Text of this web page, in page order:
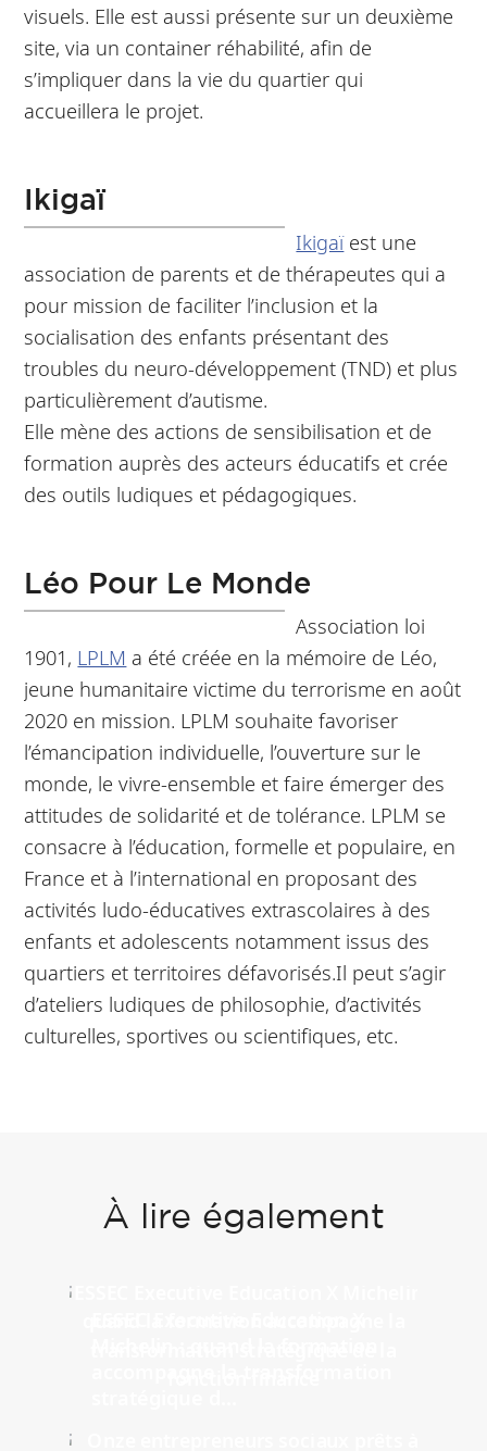
visuels. Elle est aussi présente sur un deuxième
site, via un container réhabilité, afin de
s’impliquer dans la vie du quartier qui
accueillera le projet.
Ikigaï
Ikigaïest une
association de parents et de thérapeutes qui a
pour mission de faciliter l’inclusion et la
socialisation des enfants présentant des
troubles du neuro-développement (TND) et plus
particulièrement d’autisme.
Elle mène des actions de sensibilisation et de
formation auprès des acteurs éducatifs et crée
des outils ludiques et pédagogiques.
Léo Pour Le Monde
Association loi
1901, LPLM a été créée en la mémoire de Léo,
jeune humanitaire victime du terrorisme en août
2020 en mission. LPLM souhaite favoriser
l’émancipation individuelle, l’ouverture sur le
monde, le vivre-ensemble et faire émerger des
attitudes de solidarité et de tolérance. LPLM se
consacre à l’éducation, formelle et populaire, en
France et à l’international en proposant des
activités ludo-éducatives extrascolaires à des
enfants et adolescents notamment issus des
quartiers et territoires défavorisés.Il peut s’agir
d’ateliers ludiques de philosophie, d’activités
culturelles, sportives ou scientifiques, etc.
À lire également